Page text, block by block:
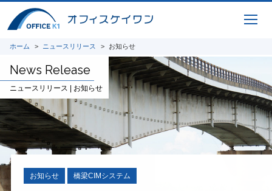
CIMコレクション
橋梁CIMシステムのコレクションシリーズ
用途別にまとめたお得なセットパッケージ
ICTサービス
橋梁CIM 支援サービス 3Dモデリング、設
計照査、重心計算、施工シミュレーション、
AR / VR、自社プログラムを利用した設計図
面、原寸展開データ作成、 スタッド配置図
ホーム ニュースリリース お知らせ
News Release
ニュースリリース | お知らせ
お知らせ 橋梁CIMシステム